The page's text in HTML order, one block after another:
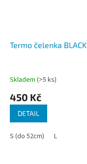
Termo čelenka BLACK
Skladem (>5 ks)
450 Kč
DETAIL
S (do 52cm) L